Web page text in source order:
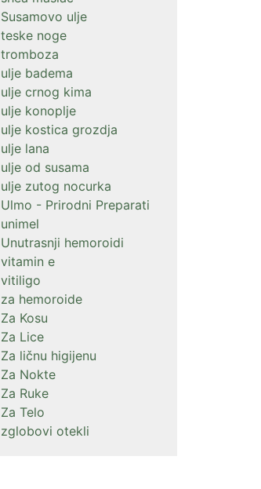
Susamovo ulje
teske noge
tromboza
ulje badema
ulje crnog kima
ulje konoplje
ulje kostica grozdja
ulje lana
ulje od susama
ulje zutog nocurka
Ulmo - Prirodni Preparati
unimel
Unutrasnji hemoroidi
vitamin e
vitiligo
za hemoroide
Za Kosu
Za Lice
Za ličnu higijenu
Za Nokte
Za Ruke
Za Telo
zglobovi otekli